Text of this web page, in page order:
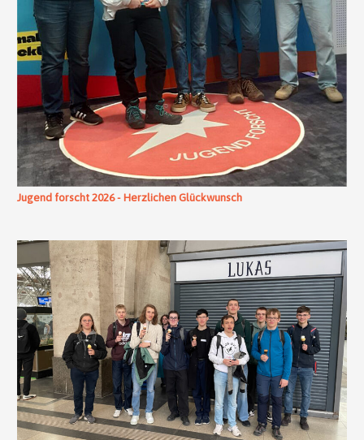
Jugend forscht 2026 - Herzlichen Glückwunsch